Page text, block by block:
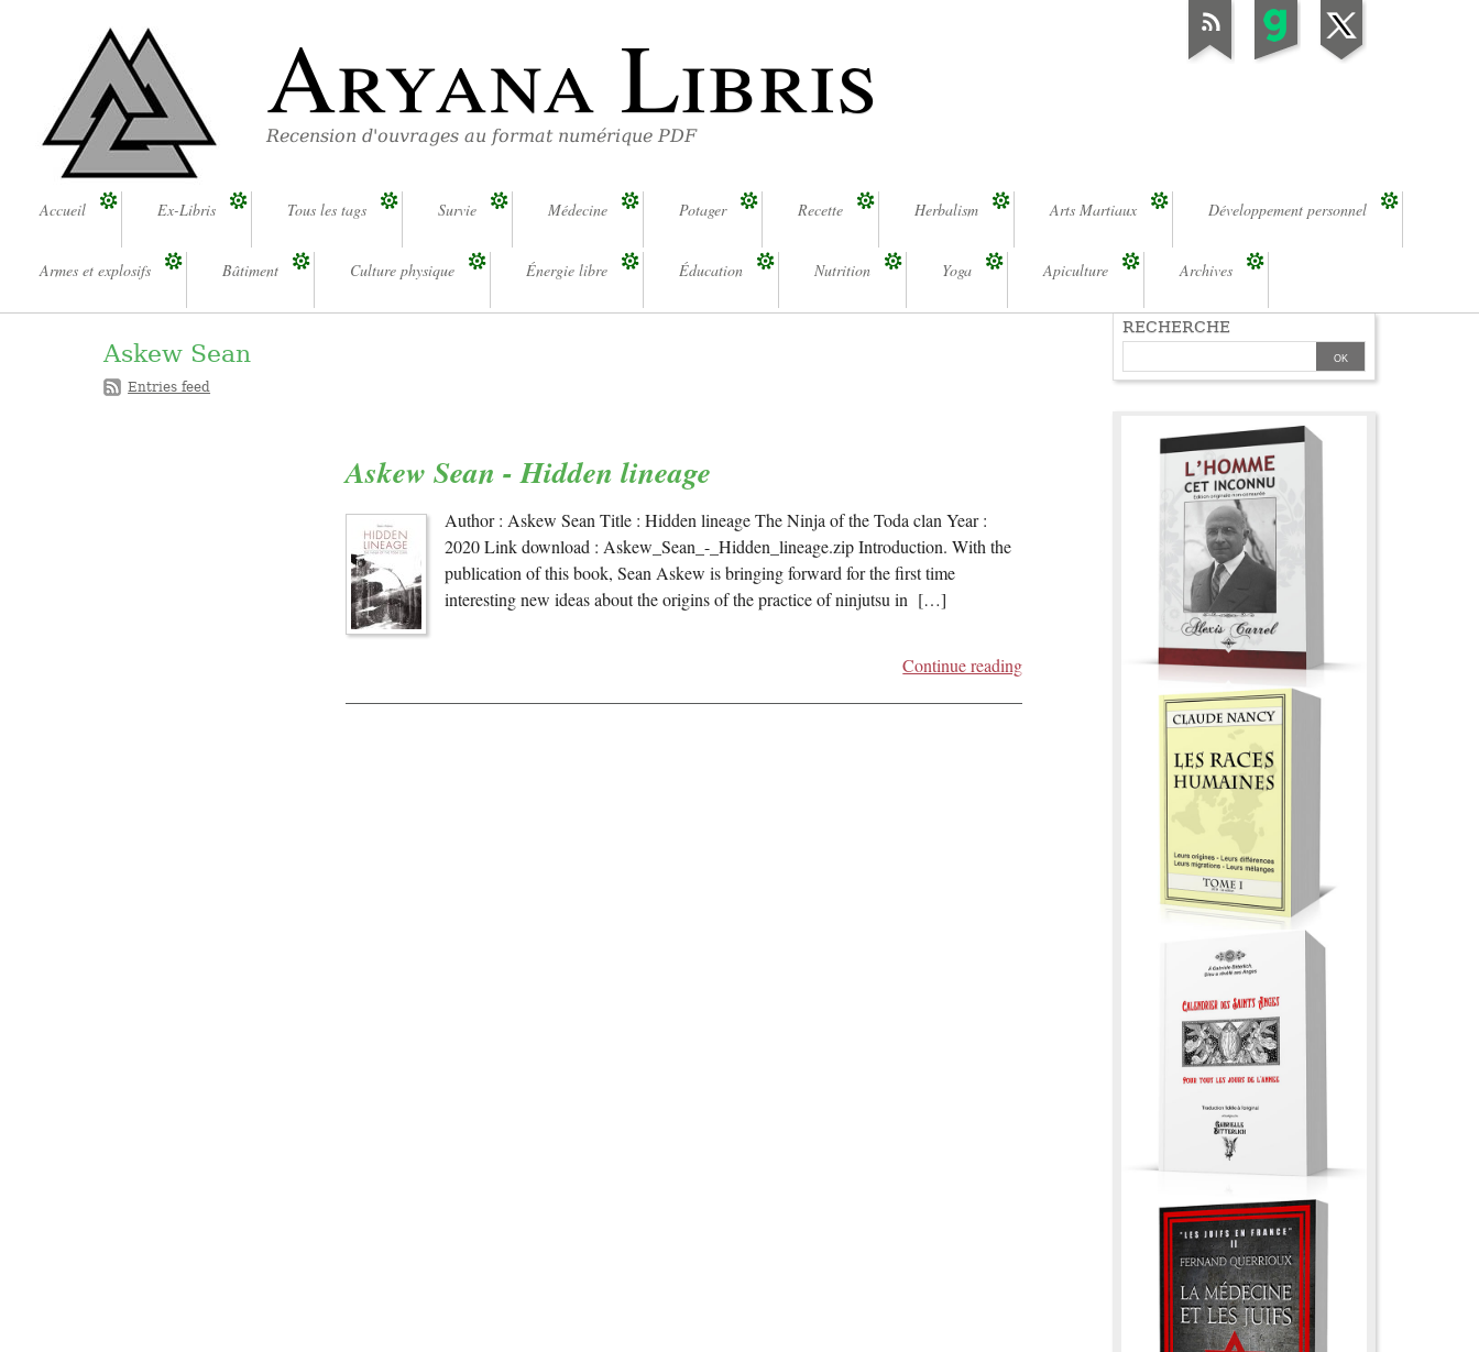
Aryana Libris
Recension d'ouvrages au format numérique PDF
Accueil Ex-Libris Tous les tags Survie Médecine Potager Recette Herbalism Arts Martiaux Développement personnel
Armes et explosifs Bâtiment Culture physique Énergie libre Éducation Nutrition Yoga Apiculture Archives
Askew Sean
Entries feed
Askew Sean - Hidden lineage
Author : Askew Sean Title : Hidden lineage The Ninja of the Toda clan Year :
2020 Link download : Askew_Sean_-_Hidden_lineage.zip Introduction. With the
publication of this book, Sean Askew is bringing forward for the first time
interesting new ideas about the origins of the practice of ninjutsu in […]
Continue reading
RECHERCHE